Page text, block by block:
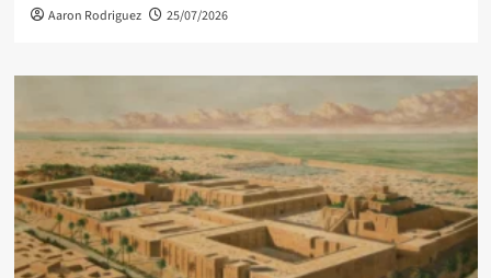
Aaron Rodriguez 25/07/2026